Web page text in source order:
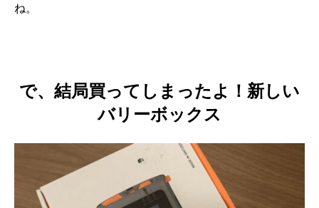
ね。
で、結局買ってしまったよ！新しい
バリーボックス